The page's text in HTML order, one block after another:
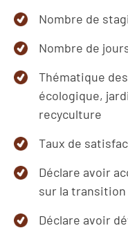
Nombre de
Nombre de
Thématique
écologique,
recyculture
Taux de
Déclare avoir
sur la transition
Déclare avoir